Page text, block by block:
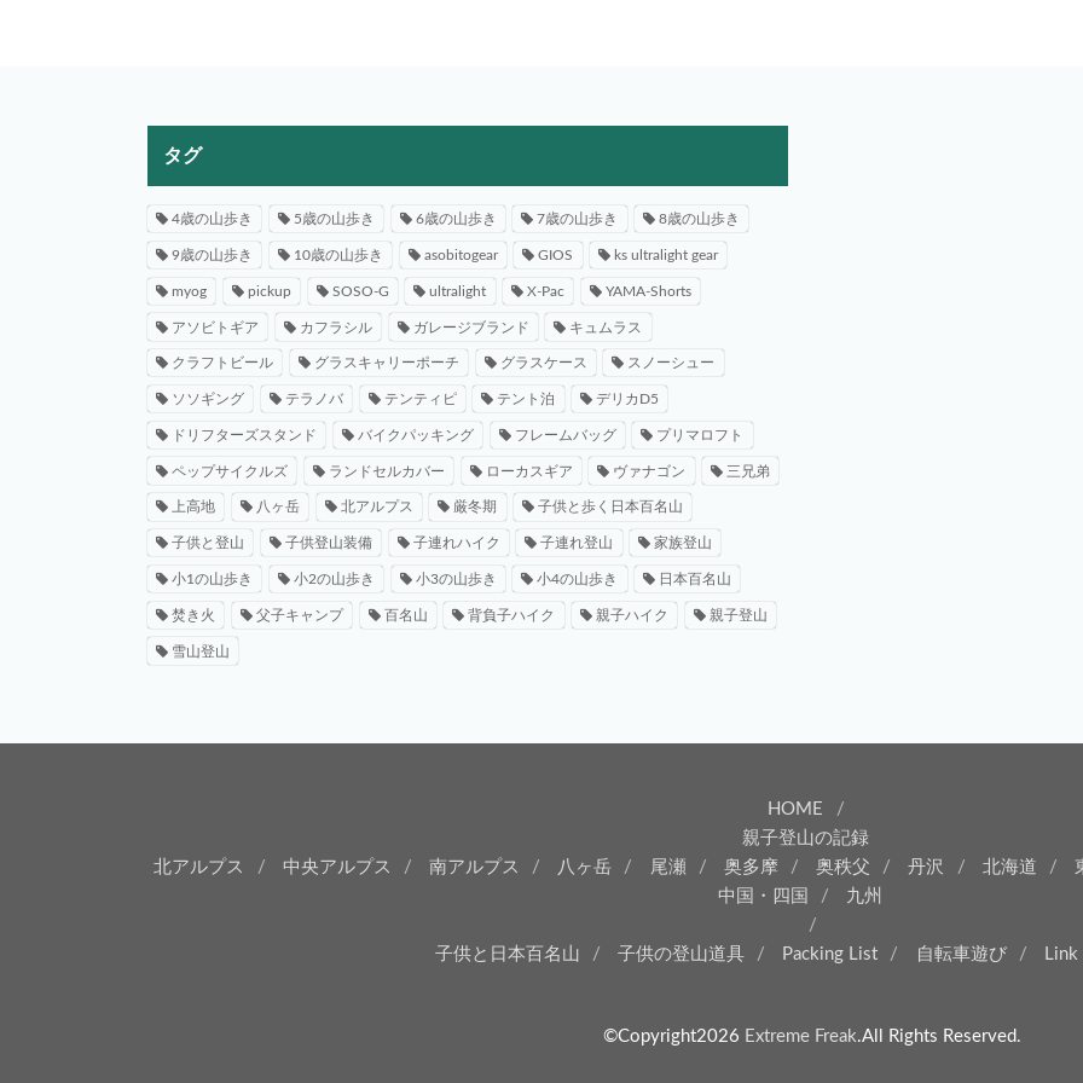
タグ
4歳の山歩き 5歳の山歩き 6歳の山歩き 7歳の山歩き 8歳の山歩き
9歳の山歩き 10歳の山歩き asobitogear GIOS ks ultralight gear
myog pickup SOSO-G ultralight X-Pac YAMA-Shorts
アソビトギア カフラシル ガレージブランド キュムラス
クラフトビール グラスキャリーポーチ グラスケース スノーシュー
ソソギング テラノバ テンティピ テント泊 デリカD5
ドリフターズスタンド バイクパッキング フレームバッグ プリマロフト
ペップサイクルズ ランドセルカバー ローカスギア ヴァナゴン 三兄弟
上高地 八ヶ岳 北アルプス 厳冬期 子供と歩く日本百名山
子供と登山 子供登山装備 子連れハイク 子連れ登山 家族登山
小1の山歩き 小2の山歩き 小3の山歩き 小4の山歩き 日本百名山
焚き火 父子キャンプ 百名山 背負子ハイク 親子ハイク 親子登山
雪山登山
HOME
親子登山の記録
北アルプス
中央アルプス 南アルプス 八ヶ岳 尾瀬 奥多摩 奥秩父 丹沢 北海道
中国・四国
九州
子供と日本百名山 子供の登山道具 Packing List 自転車遊び Link
©Copyright2026 Extreme Freak.All Rights Reserved.